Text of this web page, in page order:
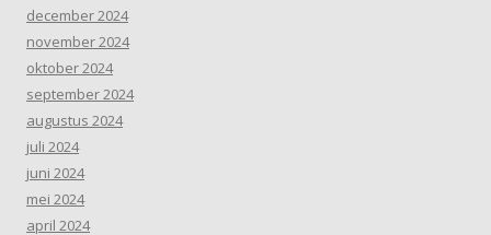
december 2024
november 2024
oktober 2024
september 2024
augustus 2024
juli 2024
juni 2024
mei 2024
april 2024